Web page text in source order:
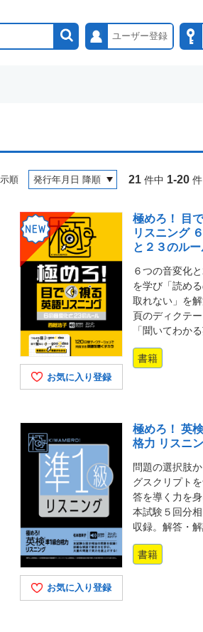
ユーザー登録
順 21 件中 1-20 件
お気に入り登録
極めろ！ 目
リスニング
と２３のルー
６つの音変化
を学び「読め
取れない」を解
頁のディクテ
「聞いてわか
書籍
お気に入り登録
極めろ！ 英
格力 リスニ
問題の選択肢
グスクリプト
答を導く力を身
本試験５回分
収録。解答・解
書籍